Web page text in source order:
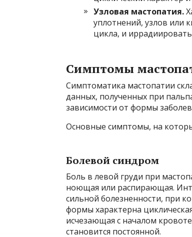
Узловая мастопатия.
уплотнений, узлов или
цикла, и
Симптомы
Симптоматика мастопатии
данных, полученных при
зависимости от формы
Основные симптомы, на
Болевой синдром
Боль в левой груди при
ноющая или распирающая.
сильной болезненности, при
формы характерна
исчезающая с началом
становится постоянной.